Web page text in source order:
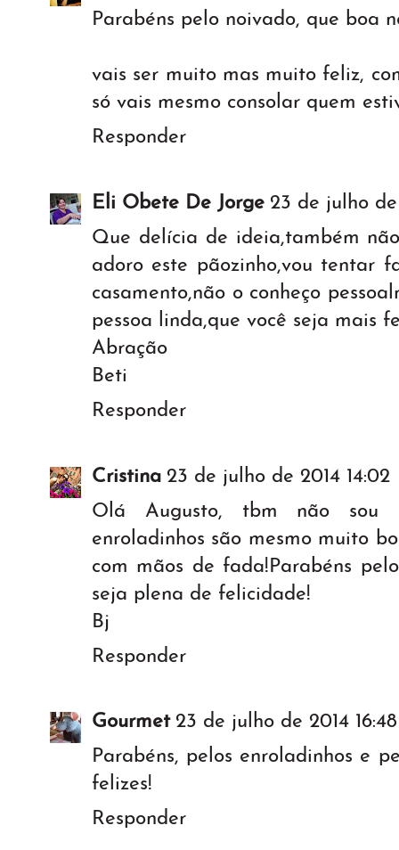
Parabéns pelo noivado, que boa
vais ser muito mas muito feliz,
só vais mesmo consolar quem
Responder
Eli Obete De Jorge 23 de julho de
Que delícia de ideia,também
adoro este pãozinho,vou tentar
casamento,não o conheço
pessoa linda,que você seja mais
Abração
Beti
Responder
Cristina 23 de julho de 2014 14:02
Olá Augusto, tbm não sou
enroladinhos são mesmo muito
com mãos de fada!Parabéns
seja plena de felicidade!
Bj
Responder
Gourmet 23 de julho de 2014 16:48
Parabéns, pelos enroladinhos e
felizes!
Responder